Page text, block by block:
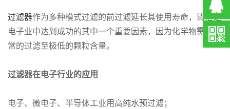
过滤器作为多种模式过滤的前过滤延长其使用寿命，清洁是
电子业中达到成功的其中一个重要因素，因为化学物需要经
常的过滤至极低的颗粒含量。
过滤器在电子行业的应用
电子、微电子、半导体工业用高纯水预过滤；